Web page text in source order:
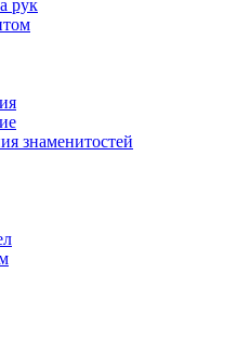
рук
знаменитостей